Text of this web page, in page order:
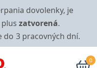
dovolenky, je
zatvorená.
do 3 pracovných dní.
0